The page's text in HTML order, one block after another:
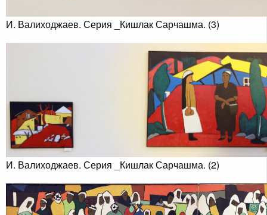
И. Валиходжаев. Серия _Кишлак Сарчашма. (3)
И. Валиходжаев. Серия _Кишлак Сарчашма. (2)